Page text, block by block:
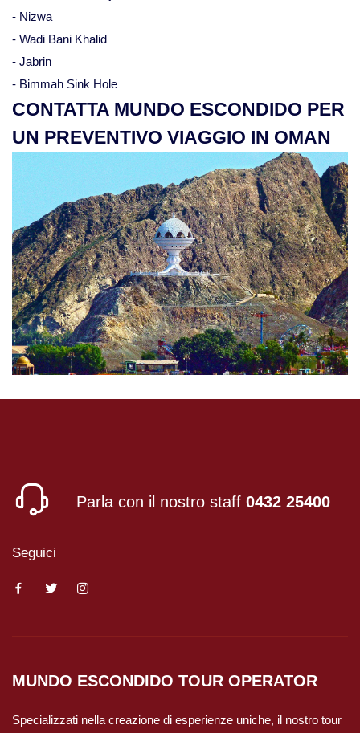
Viaggi in Turchia
Viaggi in Uzbekistan
Viaggi in Vietnam
Caucaso
Viaggi in Armenia e Georgia
Centro America
Viaggi in Costa Rica
Viaggi in Cuba
Viaggi in Nicaragua
Viaggi in Norvegia Lapponia e nord
Medio Oriente
- Nizwa
- Wadi Bani Khalid
- Jabrin
- Bimmah Sink Hole
CONTATTA MUNDO ESCONDIDO PER
UN PREVENTIVO VIAGGIO IN OMAN
Parla con il nostro staff 0432 25400
Seguici
MUNDO ESCONDIDO TOUR OPERATOR
Specializzati nella creazione di esperienze uniche, il nostro tour